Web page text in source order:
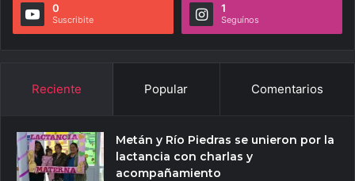
0
Suscribite
1
Seguínos
Reciente Popular Comentarios
Metán y Río Piedras se unieron por la
lactancia con charlas y
acompañamiento